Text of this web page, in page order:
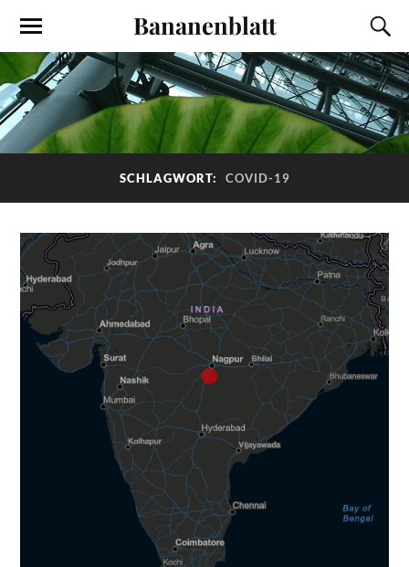
Bananenblatt
SCHLAGWORT: COVID-19